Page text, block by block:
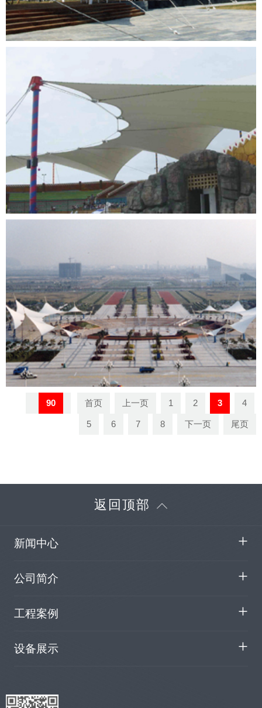
深圳华侨城OCT广场
山海关海洋公园表演场
90 首页 上一页 1 2 3 4
5 6 7 8 下一页 尾页
返回顶部
新闻中心
公司简介
工程案例
设备展示